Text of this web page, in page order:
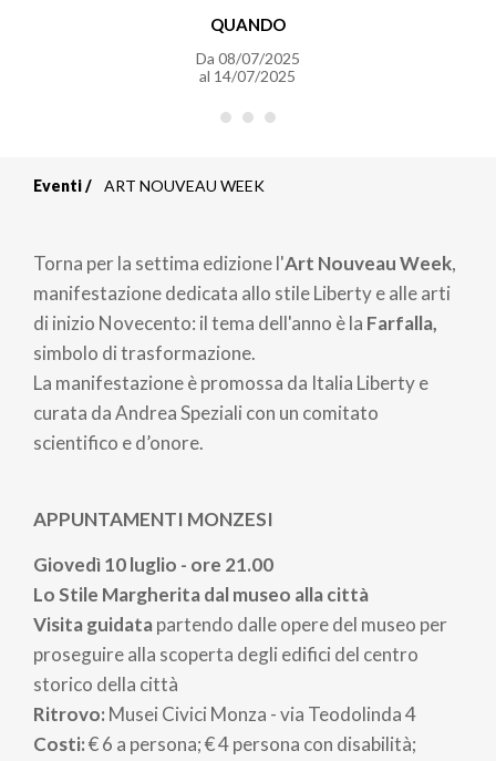
QUANDO
Da 08/07/2025
al 14/07/2025
di
pane
Eventi ART NOUVEAU WEEK
Torna per la settima edizione l'Art Nouveau Week,
manifestazione dedicata allo stile Liberty e alle arti
di inizio Novecento: il tema dell'anno è la Farfalla,
simbolo di trasformazione.
La manifestazioneè promossa da Italia Libertye
curata daAndrea Speziali con un comitato
scientifico e d’onore.
APPUNTAMENTI MONZESI
Giovedì 10 luglio - ore 21.00
Lo Stile Margherita dal museo alla città
Visita guidatapartendo dalle opere del museo per
proseguire alla scoperta degli edifici del centro
storico della città
Ritrovo: Musei Civici Monza - via Teodolinda 4
Costi:€ 6 a persona; € 4 persona con disabilità;